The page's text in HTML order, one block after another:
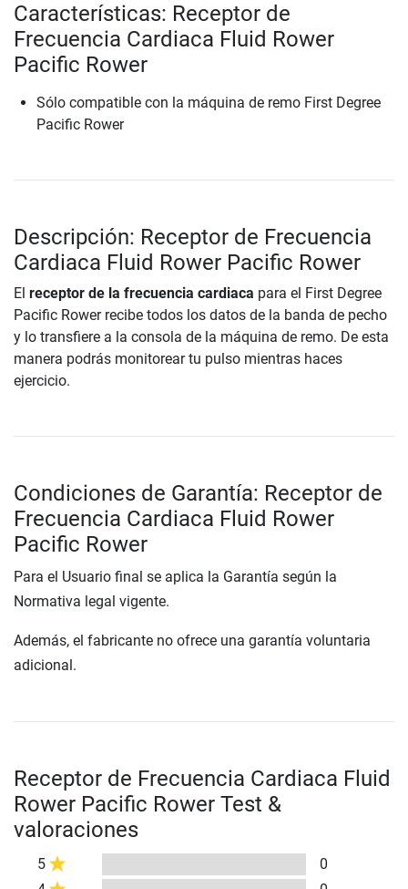
Características: Receptor de
Frecuencia Cardiaca Fluid Rower
Pacific Rower
Sólo compatible con la máquina de remo First Degree
Pacific Rower
Descripción: Receptor de Frecuencia
Cardiaca Fluid Rower Pacific Rower
El receptor de la frecuencia cardiaca para el First Degree
Pacific Rower recibe todos los datos de la banda de pecho
y lo transfiere a la consola de la máquina de remo. De esta
manera podrás monitorear tu pulso mientras haces
ejercicio.
Condiciones de Garantía: Receptor de
Frecuencia Cardiaca Fluid Rower
Pacific Rower
Para el Usuario final se aplica la Garantía según la
Normativa legal vigente.
Además, el fabricante no ofrece una garantía voluntaria
adicional.
Receptor de Frecuencia Cardiaca Fluid
Rower Pacific Rower Test &
valoraciones
5
0